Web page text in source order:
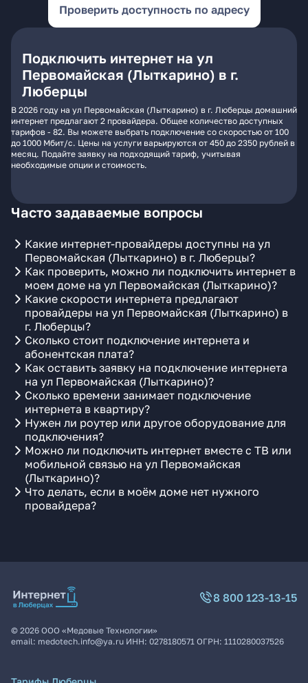
Проверить доступность по адресу
Подключить интернет на ул
Первомайская (Лыткарино) в г.
Люберцы
В 2026 году на ул Первомайская (Лыткарино) в г. Люберцы домашний
интернет предлагают 2 провайдера. Общее количество доступных
тарифов - 82. Вы можете выбрать подключение со скоростью от 100
до 1000 Мбит/с. Цены на услуги варьируются от 450 до 2350 рублей в
месяц. Подайте заявку на подходящий тариф, учитывая
необходимые опции и стоимость.
Часто задаваемые вопросы
Какие интернет-провайдеры доступны на ул
Первомайская (Лыткарино) в г. Люберцы?
Как проверить, можно ли подключить интернет в
моем доме на ул Первомайская (Лыткарино)?
Какие скорости интернета предлагают
провайдеры на ул Первомайская (Лыткарино) в
г. Люберцы?
Сколько стоит подключение интернета и
абонентская плата?
Как оставить заявку на подключение интернета
на ул Первомайская (Лыткарино)?
Сколько времени занимает подключение
интернета в квартиру?
Нужен ли роутер или другое оборудование для
подключения?
Можно ли подключить интернет вместе с ТВ или
мобильной связью на ул Первомайская
(Лыткарино)?
Что делать, если в моём доме нет нужного
провайдера?
8 800 123-13-15
© 2026 ООО «Медовые Технологии»
email: medotech.info@ya.ru ИНН: 0278180571 ОГРН: 1110280037526